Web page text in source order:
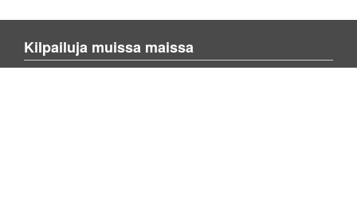
Kilpailuja muissa maissa